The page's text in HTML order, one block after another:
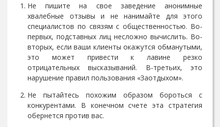
Не пишите на свое заведение анонимные
хвалебные отзывы и не нанимайте для этого
специалистов по связям с общественностью. Во-
первых, подставных лиц несложно вычислить. Во-
вторых, если ваши клиенты окажутся обманутыми,
это может привести к лавине резко
отрицательных высказываний. В-третьих, это
нарушение правил пользования «Заотдыхом».
Не пытайтесь похожим образом бороться с
конкурентами. В конечном счете эта стратегия
обернется против вас.